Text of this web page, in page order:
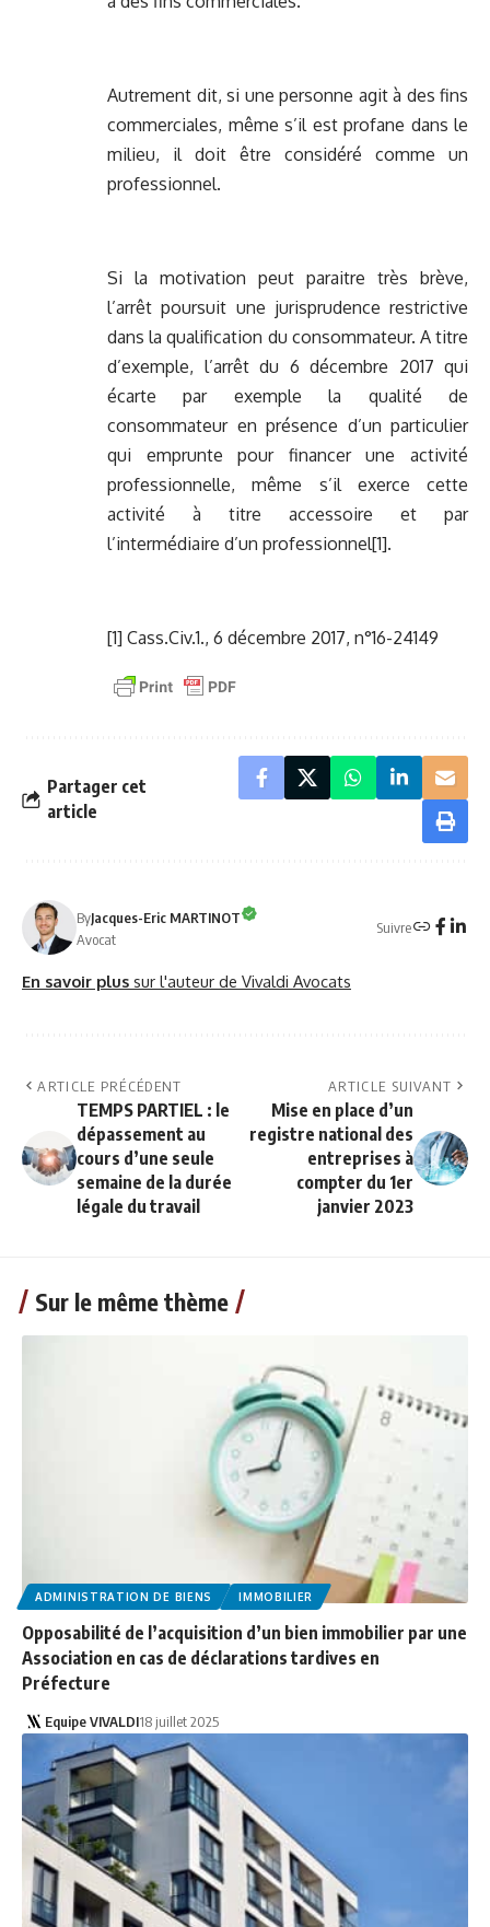
Autrement dit, si une personne agit à des fins
commerciales, même s’il est profane dans le
milieu, il doit être considéré comme un
professionnel.
Si la motivation peut paraitre très brève,
l’arrêt poursuit une jurisprudence restrictive
dans la qualification du consommateur. A titre
d’exemple, l’arrêt du 6 décembre 2017 qui
écarte par exemple la qualité de
consommateur en présence d’un particulier
qui emprunte pour financer une activité
professionnelle, même s’il exerce cette
activité à titre accessoire et par
l’intermédiaire d’un professionnel[1].
[1] Cass.Civ.1., 6 décembre 2017, n°16-24149
Partager cet
article
ByJacques-Eric MARTINOT
Avocat
Suivre
En savoir plus sur l'auteur de Vivaldi Avocats
ARTICLE PRÉCÉDENT
TEMPS PARTIEL : le
dépassement au
cours d’une seule
semaine de la durée
légale du travail
ARTICLE SUIVANT
Mise en place d’un
registre national des
entreprises à
compter du 1er
janvier 2023
Sur le même thème
ADMINISTRATION DE BIENS IMMOBILIER
Opposabilité de l’acquisition d’un bien immobilier par une
Association en cas de déclarations tardives en
Préfecture
Equipe VIVALDI18 juillet 2025